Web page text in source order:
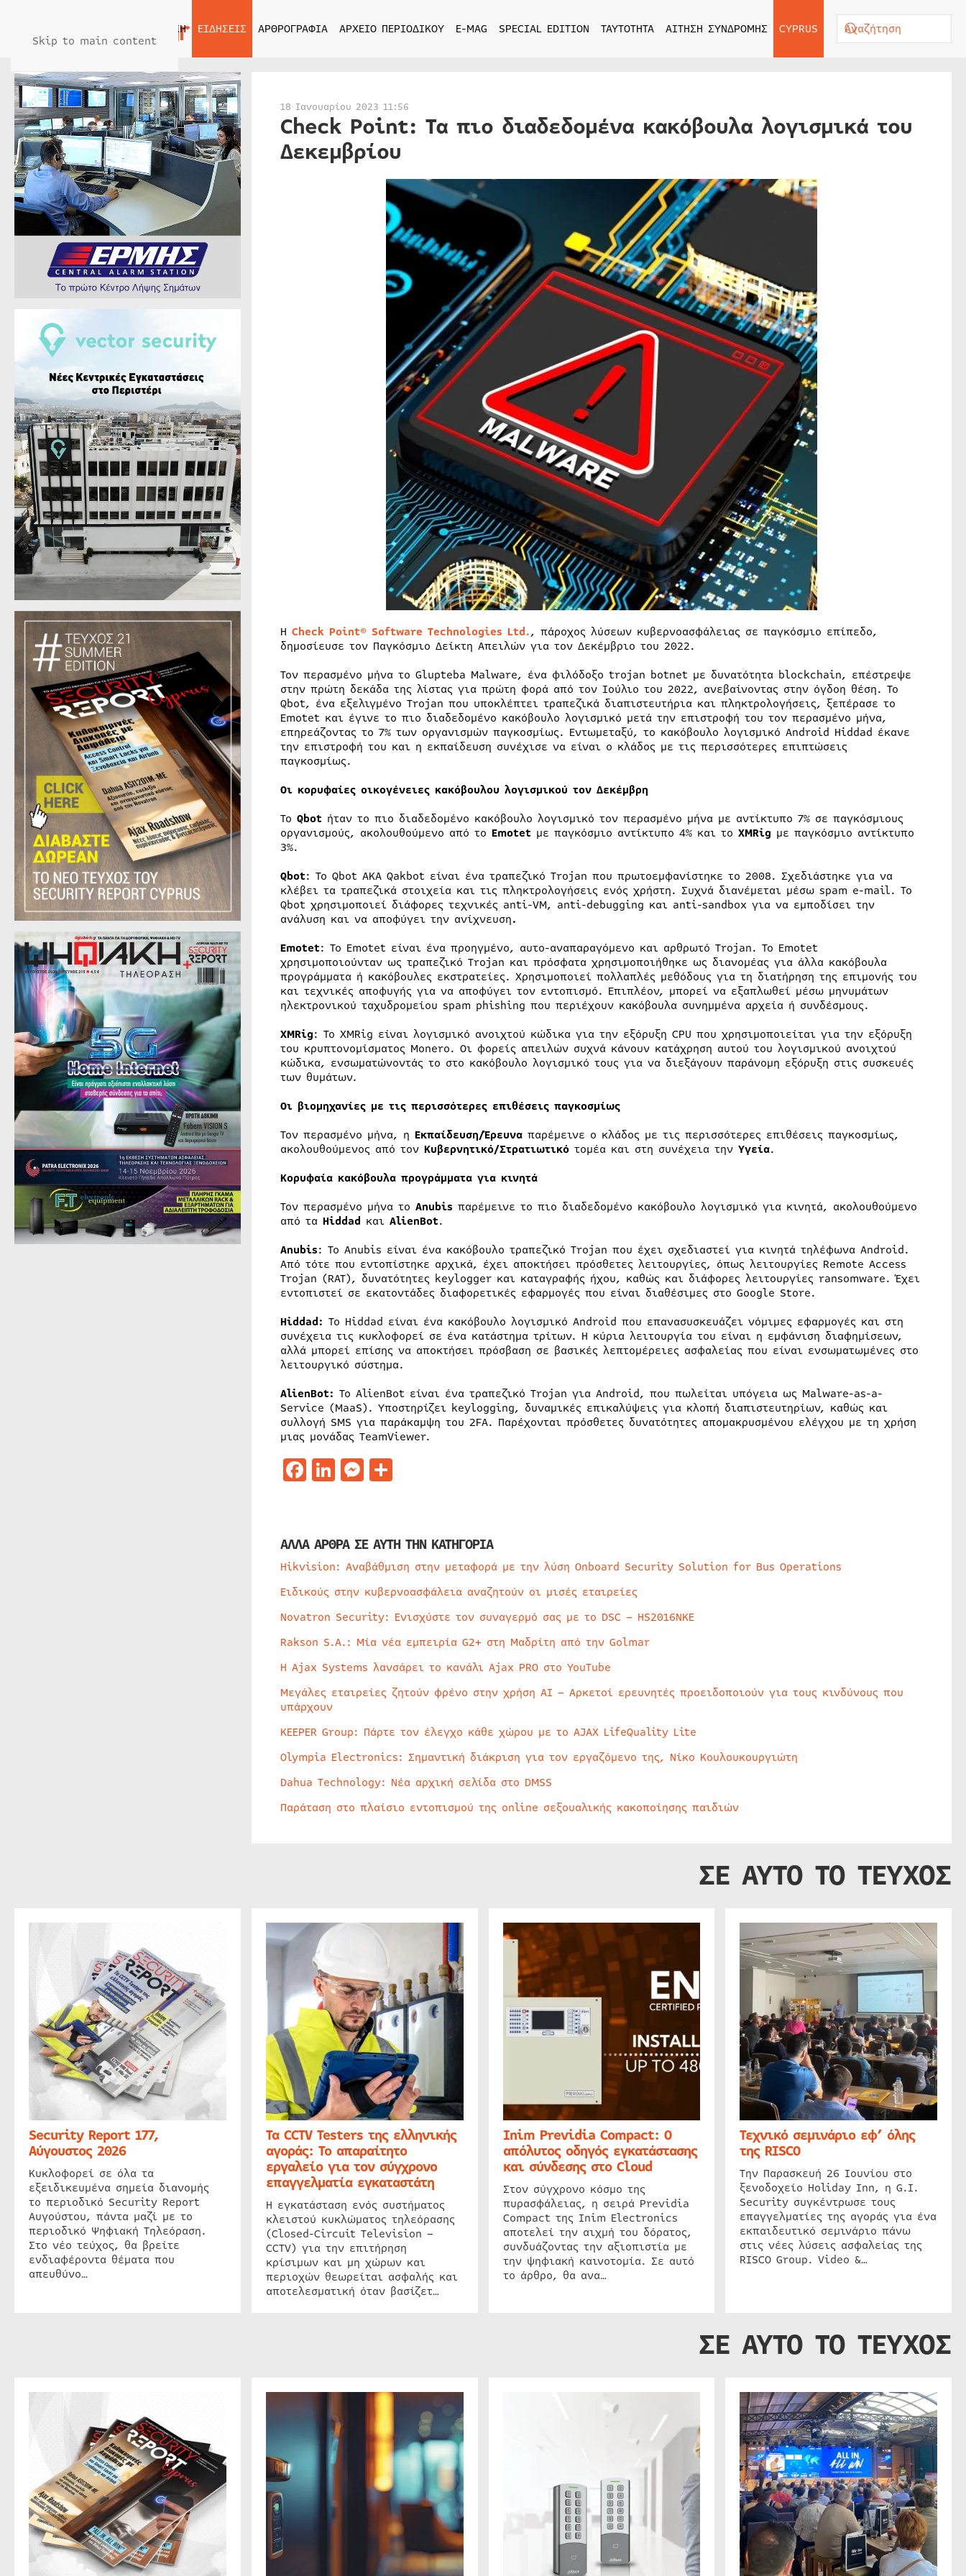
Skip to main content
ΑΡΧΙΚΗ ΕΙΔΗΣΕΙΣ ΑΡΘΡΟΓΡΑΦΙΑ ΑΡΧΕΙΟ ΠΕΡΙΟΔΙΚΟΥ E-MAG SPECIAL EDITION ΤΑΥΤΟΤΗΤΑ ΑΙΤΗΣΗ ΣΥΝΔΡΟΜΗΣ CYPRUS
18 Ιανουαρίου 2023 11:56
Check Point: Τα πιο διαδεδομένα κακόβουλα λογισμικά του
Δεκεμβρίου
Η Check Point® Software Technologies Ltd., πάροχος λύσεων κυβερνοασφάλειας σε παγκόσμιο επίπεδο,
δημοσίευσε τον Παγκόσμιο Δείκτη Απειλών για τον Δεκέμβριο του 2022.
Τον περασμένο μήνα το Glupteba Malware, ένα φιλόδοξο trojan botnet με δυνατότητα blockchain, επέστρεψε
στην πρώτη δεκάδα της λίστας για πρώτη φορά από τον Ιούλιο του 2022, ανεβαίνοντας στην όγδοη θέση. Το
Qbot, ένα εξελιγμένο Trojan που υποκλέπτει τραπεζικά διαπιστευτήρια και πληκτρολογήσεις, ξεπέρασε το
Emotet και έγινε το πιο διαδεδομένο κακόβουλο λογισμικό μετά την επιστροφή του τον περασμένο μήνα,
επηρεάζοντας το 7% των οργανισμών παγκοσμίως. Εντωμεταξύ, το κακόβουλο λογισμικό Android Hiddad έκανε
την επιστροφή του και η εκπαίδευση συνέχισε να είναι ο κλάδος με τις περισσότερες επιπτώσεις
παγκοσμίως.
Οι κορυφαίες οικογένειες κακόβουλου λογισμικού τον Δεκέμβρη
Το Qbot ήταν το πιο διαδεδομένο κακόβουλο λογισμικό τον περασμένο μήνα με αντίκτυπο 7% σε παγκόσμιους
οργανισμούς, ακολουθούμενο από το Emotet με παγκόσμιο αντίκτυπο 4% και το XMRig με παγκόσμιο αντίκτυπο
3%.
Qbot: Το Qbot AKA Qakbot είναι ένα τραπεζικό Trojan που πρωτοεμφανίστηκε το 2008. Σχεδιάστηκε για να
κλέβει τα τραπεζικά στοιχεία και τις πληκτρολογήσεις ενός χρήστη. Συχνά διανέμεται μέσω spam e-mail. Το
Qbot χρησιμοποιεί διάφορες τεχνικές anti-VM, anti-debugging και anti-sandbox για να εμποδίσει την
ανάλυση και να αποφύγει την ανίχνευση.
Emotet: Το Emotet είναι ένα προηγμένο, αυτο-αναπαραγόμενο και αρθρωτό Trojan. Το Emotet
χρησιμοποιούνταν ως τραπεζικό Trojan και πρόσφατα χρησιμοποιήθηκε ως διανομέας για άλλα κακόβουλα
προγράμματα ή κακόβουλες εκστρατείες. Χρησιμοποιεί πολλαπλές μεθόδους για τη διατήρηση της επιμονής του
και τεχνικές αποφυγής για να αποφύγει τον εντοπισμό. Επιπλέον, μπορεί να εξαπλωθεί μέσω μηνυμάτων
ηλεκτρονικού ταχυδρομείου spam phishing που περιέχουν κακόβουλα συνημμένα αρχεία ή συνδέσμους.
XMRig: Το XMRig είναι λογισμικό ανοιχτού κώδικα για την εξόρυξη CPU που χρησιμοποιείται για την εξόρυξη
του κρυπτονομίσματος Monero. Οι φορείς απειλών συχνά κάνουν κατάχρηση αυτού του λογισμικού ανοιχτού
κώδικα, ενσωματώνοντάς το στο κακόβουλο λογισμικό τους για να διεξάγουν παράνομη εξόρυξη στις συσκευές
των θυμάτων.
Οι βιομηχανίες με τις περισσότερες επιθέσεις παγκοσμίως
Τον περασμένο μήνα, η Εκπαίδευση/Έρευναπαρέμεινε ο κλάδος με τις περισσότερες επιθέσεις παγκοσμίως,
ακολουθούμενος από τον Κυβερνητικό/Στρατιωτικότομέα και στη συνέχεια την Υγεία.
Κορυφαία κακόβουλα προγράμματα για κινητά
Τον περασμένο μήνα το Anubis παρέμεινε το πιο διαδεδομένο κακόβουλο λογισμικό για κινητά, ακολουθούμενο
από τα Hiddad και AlienBot.
Anubis: Το Anubis είναι ένα κακόβουλο τραπεζικό Trojan που έχει σχεδιαστεί για κινητά τηλέφωνα Android.
Από τότε που εντοπίστηκε αρχικά, έχει αποκτήσει πρόσθετες λειτουργίες, όπως λειτουργίες Remote Access
Trojan (RAT), δυνατότητες keylogger και καταγραφής ήχου, καθώς και διάφορες λειτουργίες ransomware. Έχει
εντοπιστεί σε εκατοντάδες διαφορετικές εφαρμογές που είναι διαθέσιμες στο Google Store.
Hiddad: Το Hiddad είναι ένα κακόβουλο λογισμικό Android που επανασυσκευάζει νόμιμες εφαρμογές και στη
συνέχεια τις κυκλοφορεί σε ένα κατάστημα τρίτων. Η κύρια λειτουργία του είναι η εμφάνιση διαφημίσεων,
αλλά μπορεί επίσης να αποκτήσει πρόσβαση σε βασικές λεπτομέρειες ασφαλείας που είναι ενσωματωμένες στο
λειτουργικό σύστημα.
AlienBot: Το AlienBot είναι ένα τραπεζικό Trojan για Android, που πωλείται υπόγεια ως Malware-as-a-
Service (MaaS). Υποστηρίζει keylogging, δυναμικές επικαλύψεις για κλοπή διαπιστευτηρίων, καθώς και
συλλογή SMS για παράκαμψη του 2FA. Παρέχονται πρόσθετες δυνατότητες απομακρυσμένου ελέγχου με τη χρήση
μιας μονάδας TeamViewer.
Facebook
LinkedIn
Messenger
Μοιραστείτε
ΑΛΛΑ ΑΡΘΡΑ ΣΕ ΑΥΤΗ ΤΗΝ ΚΑΤΗΓΟΡΙΑ
Hikvision: Αναβάθμιση στην μεταφορά με την λύση Onboard Security Solution for Bus Operations
Ειδικούς στην κυβερνοασφάλεια αναζητούν οι μισές εταιρείες
Novatron Security: Ενισχύστε τον συναγερμό σας με το DSC – HS2016NKE
Rakson S.A.: Μία νέα εμπειρία G2+ στη Μαδρίτη από την Golmar
Η Ajax Systems λανσάρει το κανάλι Ajax PRO στο YouTube
Μεγάλες εταιρείες ζητούν φρένο στην χρήση AI – Αρκετοί ερευνητές προειδοποιούν για τους κινδύνους που
υπάρχουν
KEEPER Group: Πάρτε τον έλεγχο κάθε χώρου με το AJAX LifeQuality Lite
Olympia Electronics: Σημαντική διάκριση για τον εργαζόμενο της, Νίκο Κουλουκουργιώτη
Dahua Technology: Νέα αρχική σελίδα στο DMSS
Παράταση στο πλαίσιο εντοπισμού της online σεξουαλικής κακοποίησης παιδιών
ΣΕ ΑΥΤΟ ΤΟ ΤΕΥΧΟΣ
Security Report 177,
Αύγουστος 2026
Κυκλοφορεί σε όλα τα
εξειδικευμένα σημεία διανομής
το περιοδικό Security Report
Αυγούστου, πάντα μαζί με το
περιοδικό Ψηφιακή Τηλεόραση.
Στο νέο τεύχος, θα βρείτε
ενδιαφέροντα θέματα που
απευθύνο…
Τα CCTV Testers της ελληνικής
αγοράς: Το απαραίτητο
εργαλείο για τον σύγχρονο
επαγγελματία εγκαταστάτη
Η εγκατάσταση ενός συστήματος
κλειστού κυκλώματος τηλεόρασης
(Closed-Circuit Television –
CCTV) για την επιτήρηση
κρίσιμων και μη χώρων και
περιοχών θεωρείται ασφαλής και
αποτελεσματική όταν βασίζετ…
Inim Previdia Compact: Ο
απόλυτος οδηγός εγκατάστασης
και σύνδεσης στο Cloud
Στον σύγχρονο κόσμο της
πυρασφάλειας, η σειρά Previdia
Compact της Inim Electronics
αποτελεί την αιχμή του δόρατος,
συνδυάζοντας την αξιοπιστία με
την ψηφιακή καινοτομία. Σε αυτό
το άρθρο, θα ανα…
Τεχνικό σεμινάριο εφ’ όλης
της RISCO
Την Παρασκευή 26 Ιουνίου στο
ξενοδοχείο Holiday Inn, η G.I.
Security συγκέντρωσε τους
επαγγελματίες της αγοράς για ένα
εκπαιδευτικό σεμινάριο πάνω
στις νέες λύσεις ασφαλείας της
RISCO Group. Video &…
ΣΕ ΑΥΤΟ ΤΟ ΤΕΥΧΟΣ